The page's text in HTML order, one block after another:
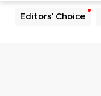
Editors' Choice